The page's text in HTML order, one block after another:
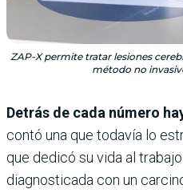
ZAP-X permite tratar lesiones
método no
Detrás de cada número
contó una que todavía lo
que dedicó su vida al
diagnosticada con un